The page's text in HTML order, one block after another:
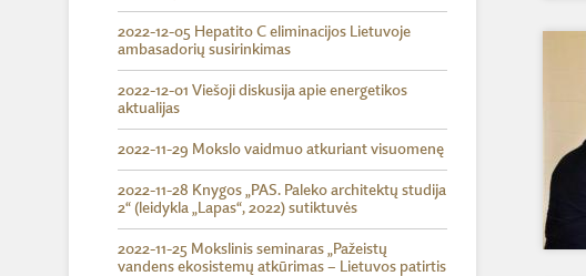
2022-12-05 Hepatito C eliminacijos Lietuvoje
ambasadorių susirinkimas
2022-12-01 Viešoji diskusija apie energetikos
aktualijas
2022-11-29 Mokslo vaidmuo atkuriant visuomenę
2022-11-28 Knygos „PAS. Paleko architektų studija
2“ (leidykla „Lapas“, 2022) sutiktuvės
2022-11-25 Mokslinis seminaras „Pažeistų
vandens ekosistemų atkūrimas – Lietuvos patirtis